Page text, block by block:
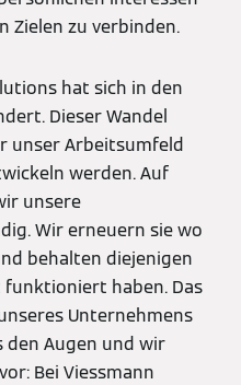
Zielen zu verbinden.
hat sich in den
Dieser Wandel
unser Arbeitsumfeld
werden. Auf
unsere
Wir erneuern sie wo
behalten diejenigen
funktioniert haben. Das
Unternehmens
den Augen und wir
Bei Viessmann